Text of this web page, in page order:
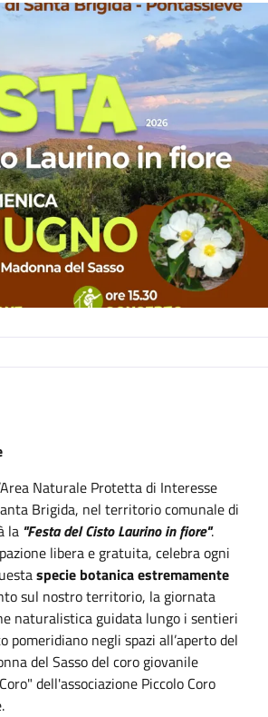
Naturale Protetta di Interesse
Brigida, nel territorio comunale di
la "Festa del Cisto Laurino in fiore".
libera e gratuita, celebra ogni
specie botanica estremamente
sul nostro territorio, la giornata
naturalistica guidata lungo i sentieri
pomeridiano negli spazi all’aperto del
del Sasso del coro giovanile
dell'associazione Piccolo Coro